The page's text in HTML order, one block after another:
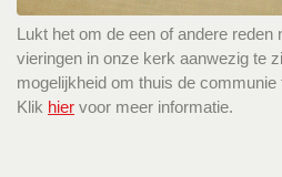
Lukt het om de een of andere reden
vieringen in onze kerk aanwezig te
mogelijkheid om thuis de communie
Klik hier voor meer informatie.